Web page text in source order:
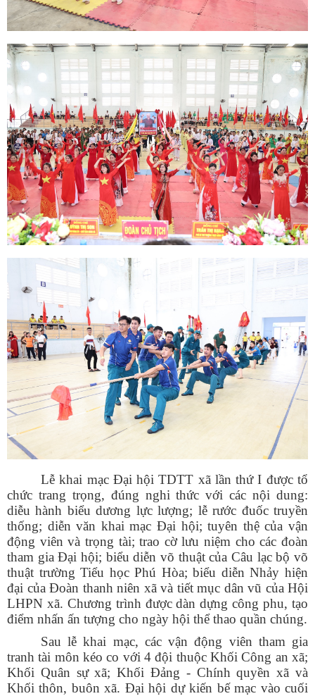
Lễ khai mạc Đại hội TDTT xã lần thứ I được tổ
chức trang trọng, đúng nghi thức với các nội dung:
diễu hành biểu dương lực lượng; lễ rước đuốc truyền
thống; diễn văn khai mạc Đại hội; tuyên thệ của vận
động viên và trọng tài; trao cờ lưu niệm cho các đoàn
tham gia Đại hội; biểu diễn võ thuật của Câu lạc bộ võ
thuật trường Tiểu học Phú Hòa; biểu diễn Nhảy hiện
đại của Đoàn thanh niên xã và tiết mục dân vũ của Hội
LHPN xã. Chương trình được dàn dựng công phu, tạo
điểm nhấn ấn tượng cho ngày hội thể thao quần chúng.
Sau lễ khai mạc, các vận động viên tham gia
tranh tài môn kéo co với 4 đội thuộc Khối Công an xã;
Khối Quân sự xã; Khối Đảng - Chính quyền xã và
Khối thôn, buôn xã. Đại hội dự kiến bế mạc vào cuối